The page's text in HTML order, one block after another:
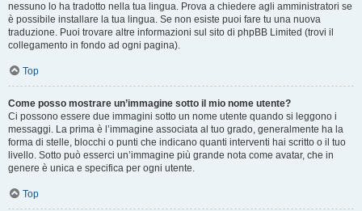
nessuno lo ha tradotto nella tua lingua. Prova a chiedere agli amministratori se
è possibile installare la tua lingua. Se non esiste puoi fare tu una nuova
traduzione. Puoi trovare altre informazioni sul sito di phpBB Limited (trovi il
collegamento in fondo ad ogni pagina).
Top
Come posso mostrare un’immagine sotto il mio nome utente?
Ci possono essere due immagini sotto un nome utente quando si leggono i
messaggi. La prima è l’immagine associata al tuo grado, generalmente ha la
forma di stelle, blocchi o punti che indicano quanti interventi hai scritto o il tuo
livello. Sotto può esserci un’immagine più grande nota come avatar, che in
genere è unica e specifica per ogni utente.
Top